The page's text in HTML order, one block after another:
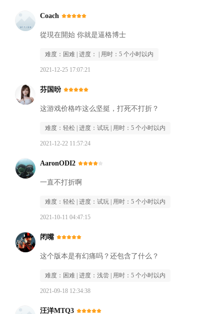
Coach
從現在開始 你就是逼格博士
难度： 困难 | 进度： | 用时： 5 个小时以内
2021-12-25 17:07:21
芬国昐
这游戏价格咋这么坚挺，打死不打折？
难度： 轻松 | 进度： 试玩 | 用时： 5 个小时以内
2021-12-22 11:57:24
AaronODI2
一直不打折啊
难度： 轻松 | 进度： 试玩 | 用时： 5 个小时以内
2021-10-11 04:47:15
闭嘴
这个版本是有幻痛吗？还包含了什么？
难度： 困难 | 进度： 浅尝 | 用时： 5 个小时以内
2021-09-18 12:34:38
汪洋MTQ3